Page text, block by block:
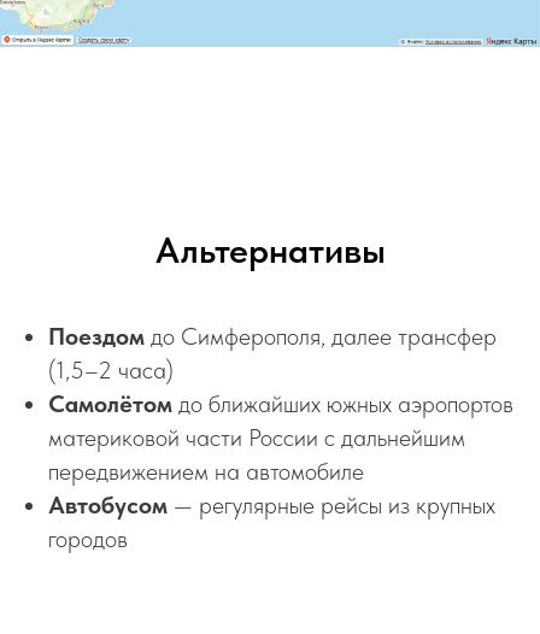
Альтернативы
Поездом до Симферополя, далее трансфер
(1,5–2 часа)
Самолётом до ближайших южных аэропортов
материковой части России с дальнейшим
передвижением на автомобиле
Автобусом — регулярные рейсы из крупных
городов